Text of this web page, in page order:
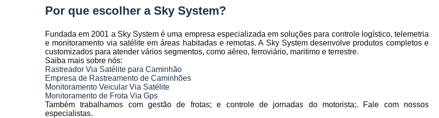
Sensores de
fadiga
gravação
veicular
rastreamentos
manutenção de
Gerenciamento de Frota para
Empresa de Gestão de Frota de Veículos
Gestão de Frota
Gestão de Frota Minas Gerais
Gestão
Por que escolher a Sky System?
Fundada em 2001 a Sky System é uma empresa especializada em soluções para controle logístico, telemetria
e monitoramento via satélite em áreas habitadas e remotas. A Sky System desenvolve produtos completos e
customizados para atender vários segmentos, como aéreo, ferroviário, maritimo e terrestre.
Saiba mais sobre nós:
Rastreador Via Satélite para Caminhão
Empresa de Rastreamento de Caminhões
Monitoramento Veicular Via Satélite
Monitoramento de Frota Via Gps
Também trabalhamos com gestão de frotas; e controle de jornadas do motorista;. Fale com nossos
especialistas.